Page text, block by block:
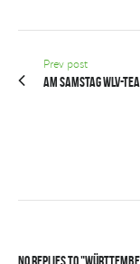
Prev post
Am Samstag WLV-
No Replies to